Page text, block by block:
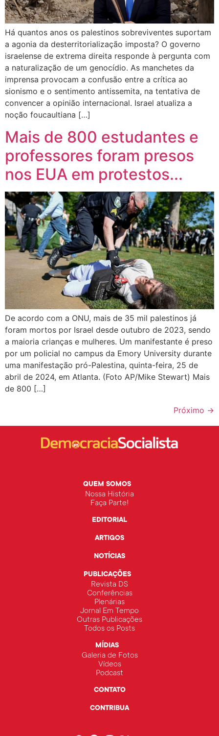
Há quantos anos os palestinos sobreviventes suportam
a agonia da desterritorialização imposta? O governo
israelense de extrema direita responde à pergunta com
a naturalização de um genocídio. As manchetes da
imprensa provocam a confusão entre a crítica ao
sionismo e o sentimento antissemita, na tentativa de
convencer a opinião internacional. Israel atualiza a
noção foucaultiana […]
Mais de 800 estudantes e
professores foram presos
nos EUA em protestos...
De acordo com a ONU, mais de 35 mil palestinos já
foram mortos por Israel desde outubro de 2023, sendo
a maioria crianças e mulheres. Um manifestante é preso
por um policial no campus da Emory University durante
uma manifestação pró-Palestina, quinta-feira, 25 de
abril de 2024, em Atlanta. (Foto AP/Mike Stewart) Mais
de 800 […]
Próximo →
QUEM SOMOS
Nossa História
Faça Parte!
EDITORIAL
ARTIGOS
NOTÍCIAS
PUBLICAÇÕES
Revista DS
Conferências
Plenárias
Jornal Em Tempo
Outras Publicações
Todos os Posts
MÍDIAS
Galeria de Fotos
Vídeos
Podcast
CONTATO
CONTRIBUA